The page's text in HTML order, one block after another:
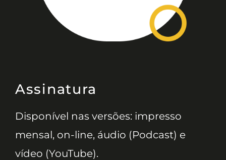
Assinatura
Disponível nas versões: impresso
mensal, on-line, áudio (Podcast) e
vídeo (YouTube).